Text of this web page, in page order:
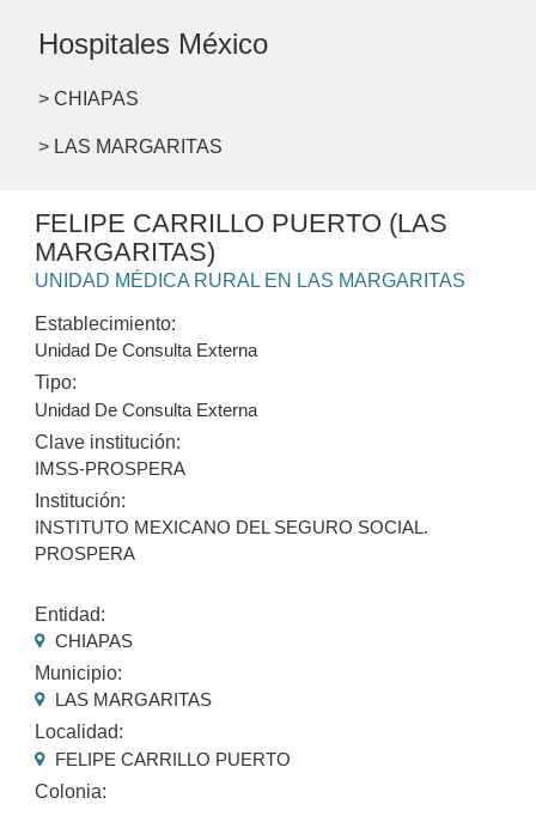
Hospitales México
> CHIAPAS
> LAS MARGARITAS
FELIPE CARRILLO PUERTO (LAS
MARGARITAS)
UNIDAD MÉDICA RURAL EN LAS MARGARITAS
Establecimiento:
Unidad De Consulta Externa
Tipo:
Unidad De Consulta Externa
Clave institución:
IMSS-PROSPERA
Institución:
INSTITUTO MEXICANO DEL SEGURO SOCIAL.
PROSPERA
Entidad:
CHIAPAS
Municipio:
LAS MARGARITAS
Localidad:
FELIPE CARRILLO PUERTO
Colonia: